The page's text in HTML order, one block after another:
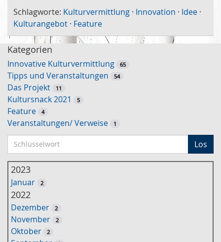
Schlagworte: Kulturvermittlung · Innovation · Idee ·
Kulturangebot · Feature
Kategorien
Innovative Kulturvermittlung 65
Tipps und Veranstaltungen 54
Das Projekt 11
Kultursnack 2021 5
Feature 4
Veranstaltungen/ Verweise 1
c
h
ü
Los
2023
Januar 2
2022
Dezember 2
November 2
Oktober 2